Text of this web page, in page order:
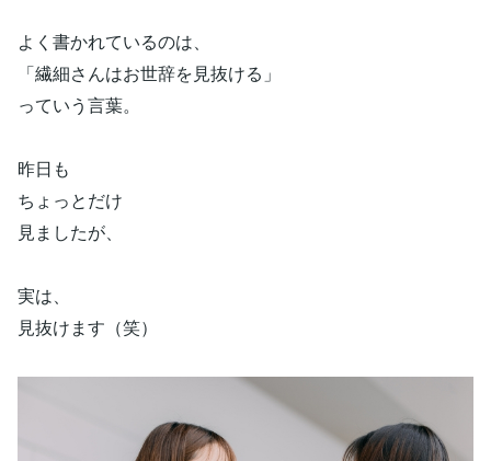
よく書かれているのは、
「繊細さんはお世辞を見抜ける」
っていう言葉。
昨日も
ちょっとだけ
見ましたが、
実は、
見抜けます（笑）